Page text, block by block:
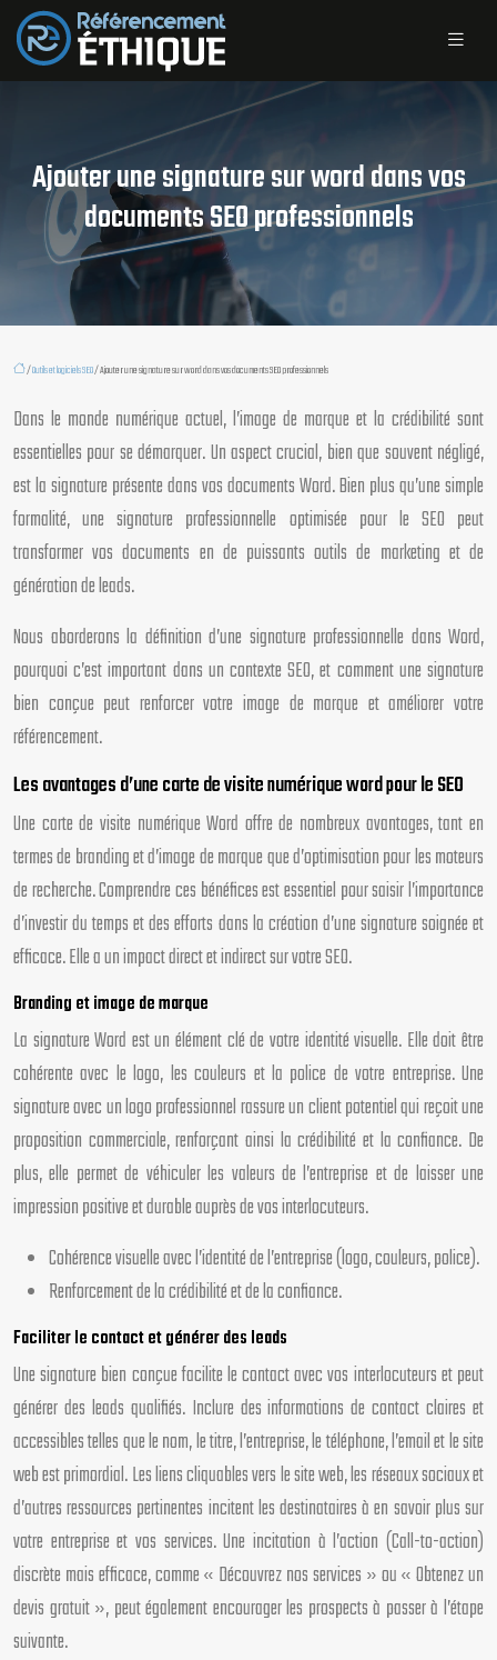
Ajouter une signature sur word dans vos
documents SEO professionnels
/Outils et logiciels SEO/ Ajouter une signature sur word dans vos documents SEO professionnels
Dans le monde numérique actuel, l’image de marque et la crédibilité sont
essentielles pour se démarquer. Un aspect crucial, bien que souvent négligé,
est la signature présente dans vos documents Word. Bien plus qu’une simple
formalité, une signature professionnelle optimisée pour le SEO peut
transformer vos documents en de puissants outils de marketing et de
génération de leads.
Nous aborderons la définition d’une signature professionnelle dans Word,
pourquoi c’est important dans un contexte SEO, et comment une signature
bien conçue peut renforcer votre image de marque et améliorer votre
référencement.
Les avantages d’une carte de visite numérique word pour le SEO
Une carte de visite numérique Word offre de nombreux avantages, tant en
termes de branding et d’image de marque que d’optimisation pour les moteurs
de recherche. Comprendre ces bénéfices est essentiel pour saisir l’importance
d’investir du temps et des efforts dans la création d’une signature soignée et
efficace. Elle a un impact direct et indirect sur votre SEO.
Branding et image de marque
La signature Word est un élément clé de votre identité visuelle. Elle doit être
cohérente avec le logo, les couleurs et la police de votre entreprise. Une
signature avec un logo professionnel rassure un client potentiel qui reçoit une
proposition commerciale, renforçant ainsi la crédibilité et la confiance. De
plus, elle permet de véhiculer les valeurs de l’entreprise et de laisser une
impression positive et durable auprès de vos interlocuteurs.
Cohérence visuelle avec l’identité de l’entreprise (logo, couleurs, police).
Renforcement de la crédibilité et de la confiance.
Faciliter le contact et générer des leads
Une signature bien conçue facilite le contact avec vos interlocuteurs et peut
générer des leads qualifiés. Inclure des informations de contact claires et
accessibles telles que le nom, le titre, l’entreprise, le téléphone, l’email et le site
web est primordial. Les liens cliquables vers le site web, les réseaux sociaux et
d’autres ressources pertinentes incitent les destinataires à en savoir plus sur
votre entreprise et vos services. Une incitation à l’action (Call-to-action)
discrète mais efficace, comme « Découvrez nos services » ou « Obtenez un
devis gratuit », peut également encourager les prospects à passer à l’étape
suivante.